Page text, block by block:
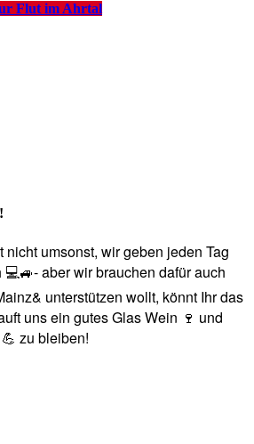
Flut im Ahrtal
umsonst, wir geben jeden Tag
aber wir brauchen dafür auch
unterstützen wollt, könnt Ihr das
uns ein gutes Glas Wein 🍷 und
zu bleiben!